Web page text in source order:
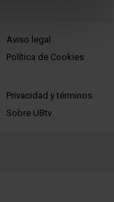
MENÚ PEU 1
Aviso legal
Política de Cookies
PEU 2
Privacidad y términos
Sobre UBtv